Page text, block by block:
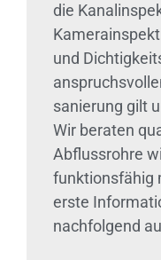
die
und
sanierung gilt
Wir beraten
Abflussrohre
funktionsfähig
erste
nachfolgend